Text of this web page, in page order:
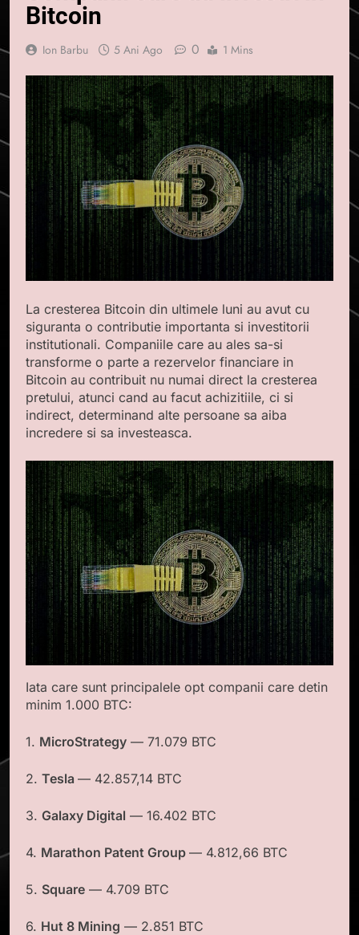
Bitcoin
Ion Barbu 5 Ani Ago 0 1 Mins
La cresterea Bitcoin din ultimele luni au avut cu
siguranta o contributie importanta si investitorii
institutionali. Companiile care au ales sa-si
transforme o parte a rezervelor financiare in
Bitcoin au contribuit nu numai direct la cresterea
pretului, atunci cand au facut achizitiile, ci si
indirect, determinand alte persoane sa aiba
incredere si sa investeasca.
Iata care sunt principalele opt companii care detin
minim 1.000 BTC:
1. MicroStrategy — 71.079 BTC
2. Tesla — 42.857,14 BTC
3. Galaxy Digital — 16.402 BTC
4. Marathon Patent Group — 4.812,66 BTC
5. Square — 4.709 BTC
6. Hut 8 Mining — 2.851 BTC